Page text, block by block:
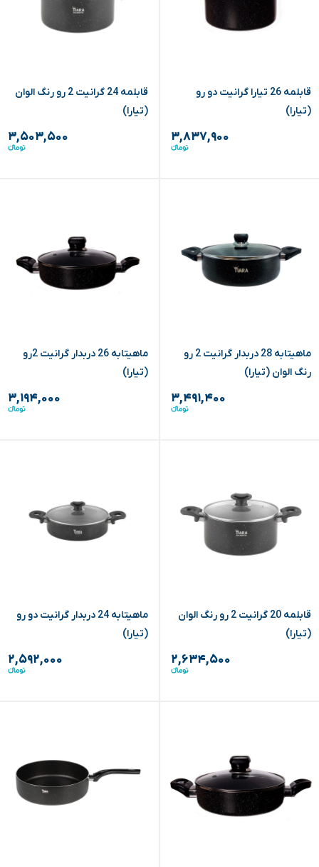
قابلمه 26 تیارا گرانیت دو رو
(تیارا)
۳,۸۳۷,۹۰۰
قابلمه 24 گرانیت 2 رو رنگ الوان
(تیارا)
۳,۵۰۳,۵۰۰
ماهیتابه 28 دربدار گرانیت 2 رو
رنگ الوان (تیارا)
۳,۴۹۱,۴۰۰
ماهیتابه 26 دربدار گرانیت 2رو
(تیارا)
۳,۱۹۴,۰۰۰
قابلمه 20 گرانیت 2 رو رنگ الوان
(تیارا)
۲,۶۳۴,۵۰۰
ماهیتابه 24 دربدار گرانیت دو رو
(تیارا)
۲,۵۹۲,۰۰۰